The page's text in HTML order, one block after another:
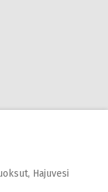
, Hajuvesi